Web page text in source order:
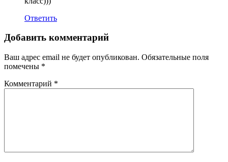
Ответить
Добавить комментарий
Ваш адрес email не будет опубликован. Обязательные поля
помечены *
Комментарий *